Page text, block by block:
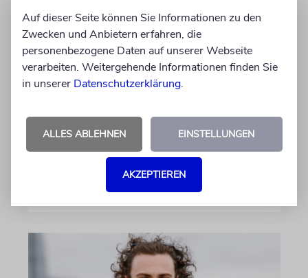
GEHEIMNISSE & GESTÄNDNISSE
Klatsch und Tratsch aus der jüdischen Welt
von Katrin Richter, Imanuel Marcus
06.08.2026
Auf dieser Seite können Sie Informationen zu den
Zwecken und Anbietern erfahren, die
personenbezogene Daten auf unserer Webseite
verarbeiten. Weitergehende Informationen finden Sie
in unserer Datenschutzerklärung.
ALLES ABLEHNEN EINSTELLUNGEN
AKZEPTIEREN